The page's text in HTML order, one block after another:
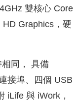
雙核心 Core
Graphics，硬
同， 具備
接埠、四個 USB
iLife 與 iWork，